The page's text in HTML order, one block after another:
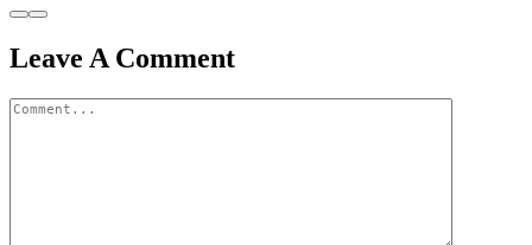
Leave A Comment
Comment